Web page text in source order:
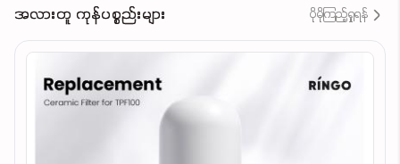
အလားတူ ကုန်ပစ္စည်းများ ပိုမိုကြည့်ရှုရန်